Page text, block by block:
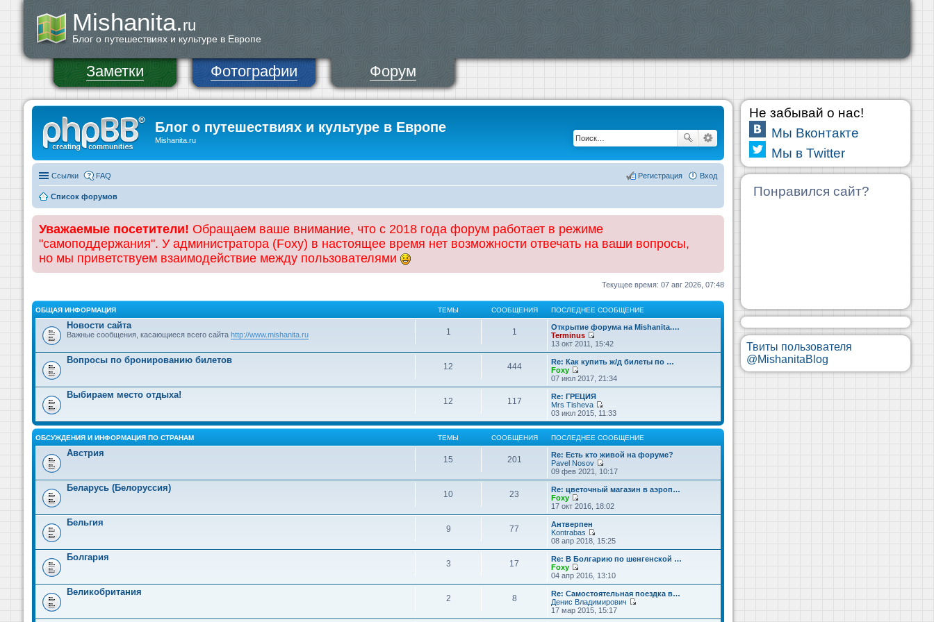
Mishanita.ru
Блог о путешествиях и культуре в Европе
Заметки Фотографии Форум
Блог о путешествиях и культуре в Европе
Mishanita.ru
Ссылки FAQ Вход
Регистрация
Список форумов
Уважаемые посетители! Обращаем ваше внимание, что с 2018 года форум работает в режиме
"самоподдержания". У администратора (Foxy) в настоящее время нет возможности отвечать на ваши вопросы,
но мы приветствуем взаимодействие между пользователями
Текущее время: 07 авг 2026, 07:48
ОБЩАЯ ИНФОРМАЦИЯ ТЕМЫ СООБЩЕНИЯ ПОСЛЕДНЕЕ СООБЩЕНИЕ
Новости сайта
Важные сообщения, касающиеся всего сайта http://www.mishanita.ru 1 1
Открытие форума на Mishanita.…
Terminus
П
е
р
е
й
т
и
к
п
о
с
л
е
н
е
м
у
с
о
б
н
и
ю
13 окт 2011, 15:42
Вопросы по бронированию билетов
12 444
Re: Как купить ж/д билеты по …
Foxy
П
е
р
е
й
т
и
к
п
о
с
л
е
н
е
м
у
с
о
о
б
щ
н
и
ю
07 июл 2017, 21:34
Выбираем место отдыха!
12 117
Re: ГРЕЦИЯ
Mrs Tisheva
П
е
р
е
й
т
к
п
о
с
л
е
е
м
с
о
б
щ
е
н
и
03 июл 2015, 11:33
ОБСУЖДЕНИЯ И ИНФОРМАЦИЯ ПО СТРАНАМ ТЕМЫ СООБЩЕНИЯ ПОСЛЕДНЕЕ СООБЩЕНИЕ
Австрия
15 201
Re: Есть кто живой на форуме?
Pavel Nosov
П
е
р
е
й
т
п
о
л
д
н
е
м
у
с
09 фев 2021, 10:17
Беларусь (Белоруссия)
10 23
Re: цветочный магазин в аэроп…
Foxy
П
е
р
е
й
т
к
п
о
л
е
д
17 окт 2016, 18:02
Бельгия
9 77
Антверпен
Kontrabas
П
е
р
е
й
т
к
п
о
08 апр 2018, 15:25
Болгария
3 17
Re: В Болгарию по шенгенской …
Foxy
П
е
р
е
й
т
04 апр 2016, 13:10
Великобритания
2 8
Re: Самостоятельная поездка в…
Денис Владимирович
е
17 мар 2015, 15:17
Не забывай о нас!
Мы Вконтакте
Мы в Twitter
Понравился сайт?
Твиты пользователя
@MishanitaBlog